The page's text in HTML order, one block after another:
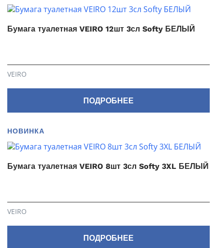
Бумага туалетная VEIRO 12шт 3сл Softy БЕЛЫЙ
VEIRO
ПОДРОБНЕЕ
НОВИНКА
Бумага туалетная VEIRO 8шт 3сл Softy 3XL БЕЛЫЙ
VEIRO
ПОДРОБНЕЕ